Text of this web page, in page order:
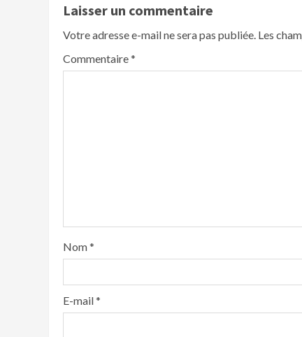
Laisser un commentaire
Votre adresse e-mail ne sera pas publiée. Les
Commentaire*
Nom*
E-mail*